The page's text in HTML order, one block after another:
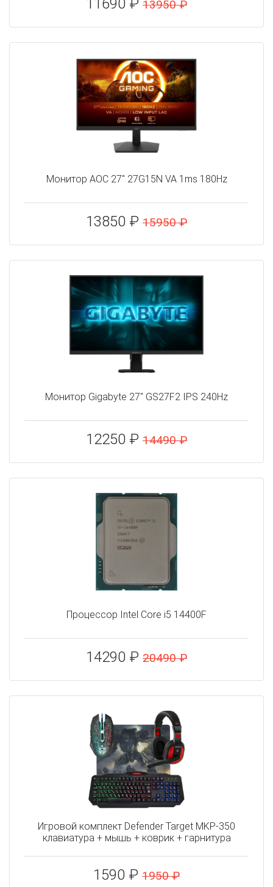
11690 ₽ 13950 ₽
Монитор AOC 27" 27G15N VA 1ms 180Hz
13850 ₽ 15950 ₽
Монитор Gigabyte 27" GS27F2 IPS 240Hz
12250 ₽ 14490 ₽
Процессор Intel Core i5 14400F
14290 ₽ 20490 ₽
Игровой комплект Defender Target MKP-350
клавиатура + мышь + коврик + гарнитура
1590 ₽ 1950 ₽